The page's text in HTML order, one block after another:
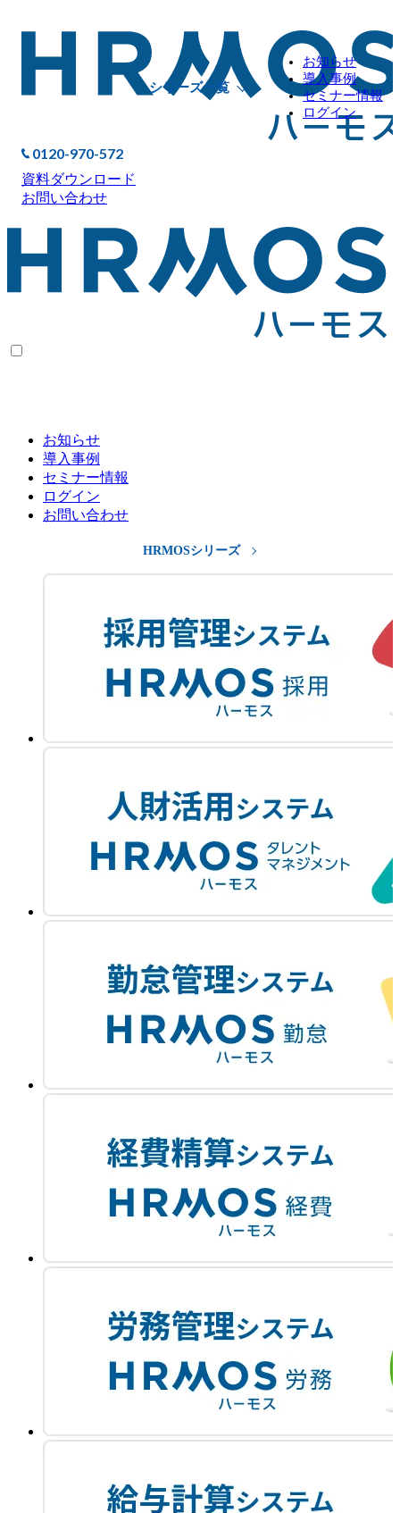
シリーズ一覧
お知らせ
導入事例
セミナー情報
ログイン
0120-970-572
資料ダウンロード
お問い合わせ
お知らせ
導入事例
セミナー情報
ログイン
お問い合わせ
HRMOSシリーズ